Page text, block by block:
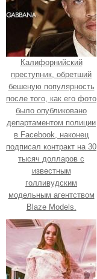
Калифорнийский
преступник, обретший
бешеную популярность
после того, как его фото
было опубликовано
департаментом полиции
в Facebook, наконец
подписал контракт на 30
тысяч долларов с
известным
голливудским
модельным агентством
Blaze Models.